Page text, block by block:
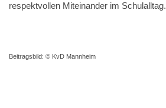
respektvollen Miteinander im Schulalltag.
Beitragsbild: © KvD Mannheim